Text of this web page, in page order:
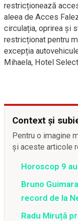
restricționează
aleea de Acces
circulația, oprirea și
restricționat pentru
excepția
Mihaela, Hotel
Context și
Pentru o imagine
și aceste articole
Horoscop 9
Bruno
record de la
Radu Miruță